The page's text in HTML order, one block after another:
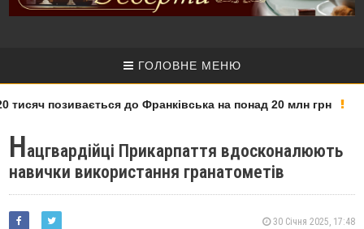
ГОЛОВНЕ МЕНЮ
позивається до Франківська на понад 20 млн грн
Нацгвардійці Прикарпаття вдосконалюють
навички використання гранатометів
30 Січня 2025, 17:48